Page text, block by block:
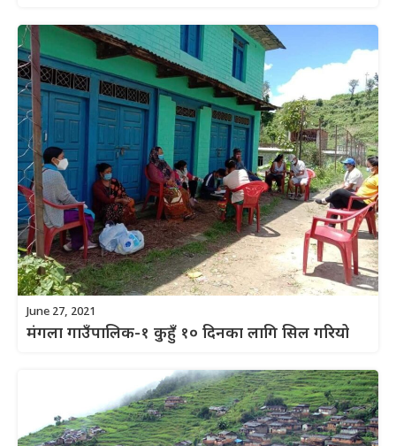
June 27, 2021
मंगला गाउँपालिक-१ कुहुँ १० दिनका लागि सिल गरियो